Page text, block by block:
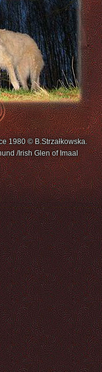
1980 © B.Strzałkowska.
/Irish Glen of Imaal